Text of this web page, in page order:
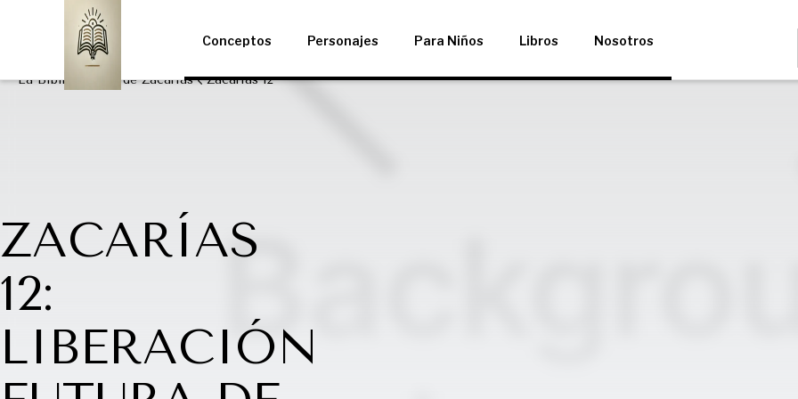
Conceptos Personajes Para Niños Libros Nosotros
ZACARÍAS
12:
LIBERACIÓN
La Biblia Libro de Zacarías Zacarías 12